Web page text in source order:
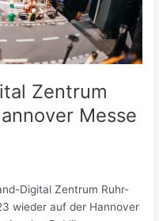
Zentrum
Messe
Digital Zentrum Ruhr-
wieder auf der Hannover